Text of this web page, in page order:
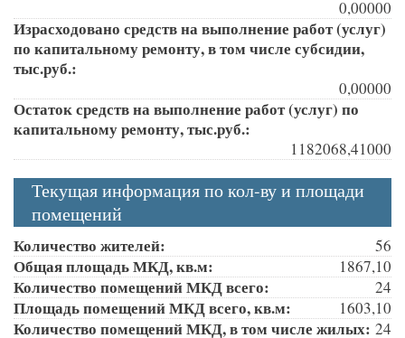
0,00000
Израсходовано средств на выполнение работ (услуг)
по капитальному ремонту, в том числе субсидии,
тыс.руб.:
0,00000
Остаток средств на выполнение работ (услуг) по
капитальному ремонту, тыс.руб.:
1182068,41000
Текущая информация по кол-ву и площади
помещений
Количество жителей: 56
Общая площадь МКД, кв.м: 1867,10
Количество помещений МКД всего: 24
Площадь помещений МКД всего, кв.м: 1603,10
Количество помещений МКД, в том числе жилых: 24